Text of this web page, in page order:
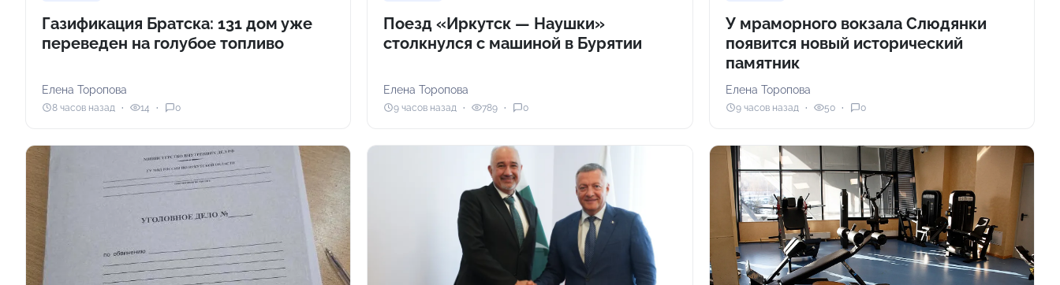
Газификация Братска: 131 дом уже
переведен на голубое топливо
Елена Торопова
8 часов назад 14 0
Поезд «Иркутск — Наушки»
столкнулся с машиной в Бурятии
Елена Торопова
9 часов назад 789 0
У мраморного вокзала Слюдянки
появится новый исторический
памятник
Елена Торопова
9 часов назад 50 0